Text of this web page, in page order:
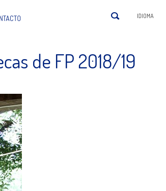
IDIOMA
de FP 2018/19